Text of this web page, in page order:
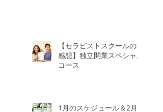
【セラピストスクールのご
感想】独立開業スペシャル
コース
1月のスケジュール＆2月3